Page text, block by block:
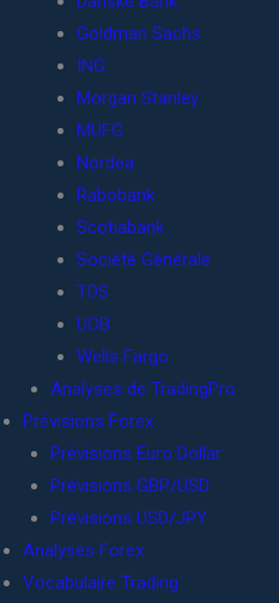
Goldman Sachs
ING
Morgan Stanley
MUFG
Nordea
Rabobank
Scotiabank
Société Générale
TDS
UOB
Wells Fargo
Analyses de TradingPro
Prévisions Forex
Prévisions Euro Dollar
Prévisions GBP/USD
Prévisions USD/JPY
Analyses Forex
Vocabulaire Trading